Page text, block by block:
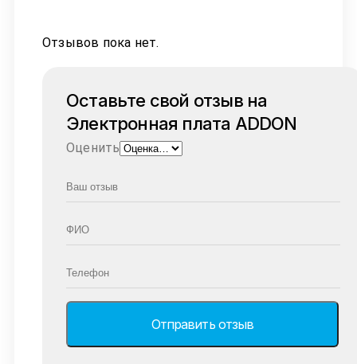
Отзывов пока нет.
Оставьте свой отзыв на
Электронная плата ADDON
Оценить